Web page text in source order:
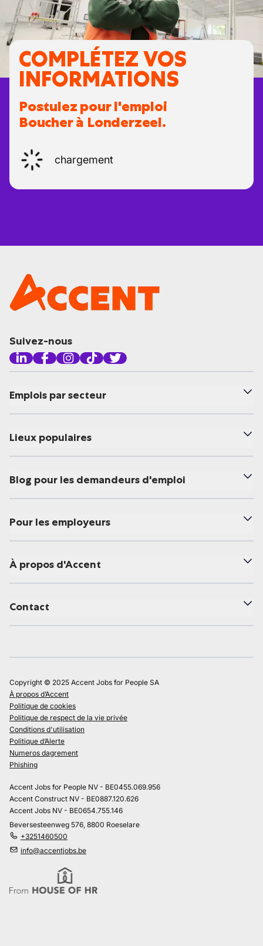
COMPLÉTEZ VOS
INFORMATIONS
Postulez pour l'emploi
Boucher à Londerzeel.
chargement
Suivez-nous
Emplois par secteur
Lieux populaires
Blog pour les demandeurs d'emploi
Pour les employeurs
À propos d'Accent
Contact
Copyright © 2025 Accent Jobs for People SA
À propos d’Accent
Politique de cookies
Politique de respect de la vie privée
Conditions d'utilisation
Politique d’Alerte
Numeros dagrement
Phishing
Accent Jobs for People NV - BE0455.069.956
Accent Construct NV - BE0887.120.626
Accent Jobs NV - BE0654.755.146
Beversesteenweg 576, 8800 Roeselare
+3251460500
info@accentjobs.be